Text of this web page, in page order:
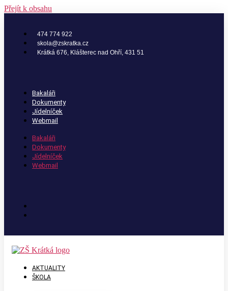
Přejít k obsahu
474 774 922
skola@zskratka.cz
Krátká 676, Klášterec nad Ohří, 431 51
Bakaláři
Dokumenty
Jídelníček
Webmail
Bakaláři
Dokumenty
Jídelníček
Webmail
AKTUALITY
ŠKOLA